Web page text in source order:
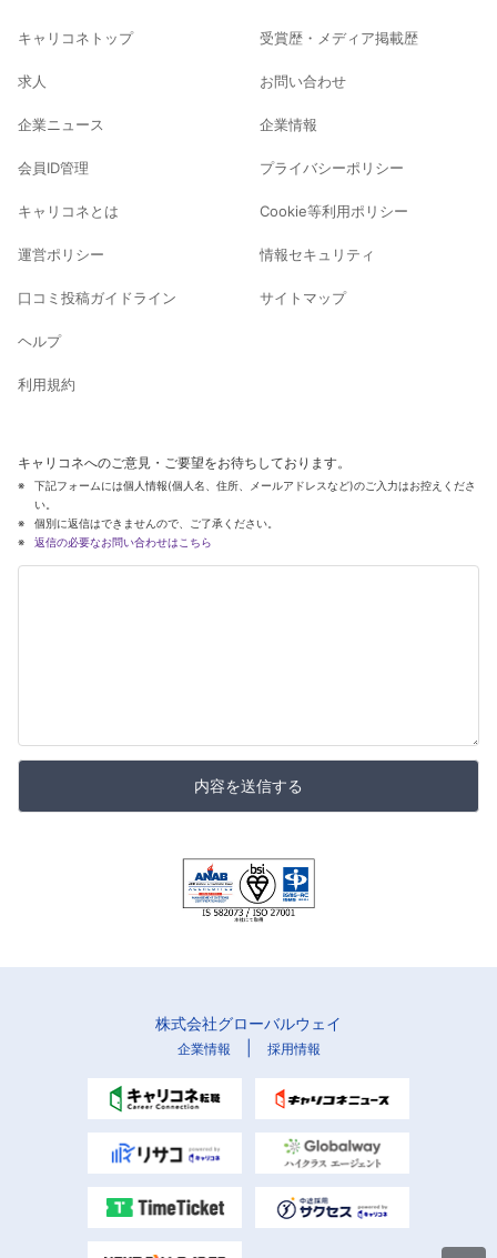
キャリコネトップ
求人
企業ニュース
会員ID管理
キャリコネとは
運営ポリシー
口コミ投稿ガイドライン
ヘルプ
利用規約
受賞歴・メディア掲載歴
お問い合わせ
企業情報
プライバシーポリシー
Cookie等利用ポリシー
情報セキュリティ
サイトマップ
キャリコネへのご意見・ご要望をお待ちしております。
下記フォームには個人情報(個人名、住所、メールアドレスなど)のご入力はお控えくださ
い。
個別に返信はできませんので、ご了承ください。
返信の必要なお問い合わせはこちら
内容を送信する
株式会社グローバルウェイ
企業情報 採用情報